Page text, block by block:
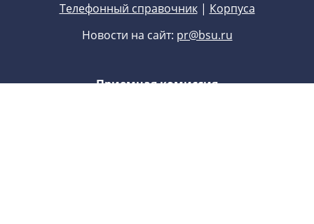
Телефонный справочник| Корпуса
Новости на сайт: pr@bsu.ru
Приемная комиссия